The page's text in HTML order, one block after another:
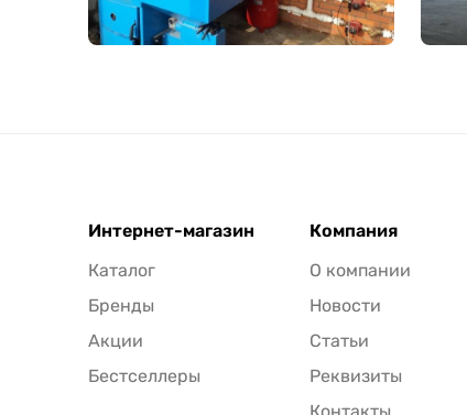
Интернет-магазин
Каталог
Бренды
Акции
Бестселлеры
Компания
О компании
Новости
Статьи
Реквизиты